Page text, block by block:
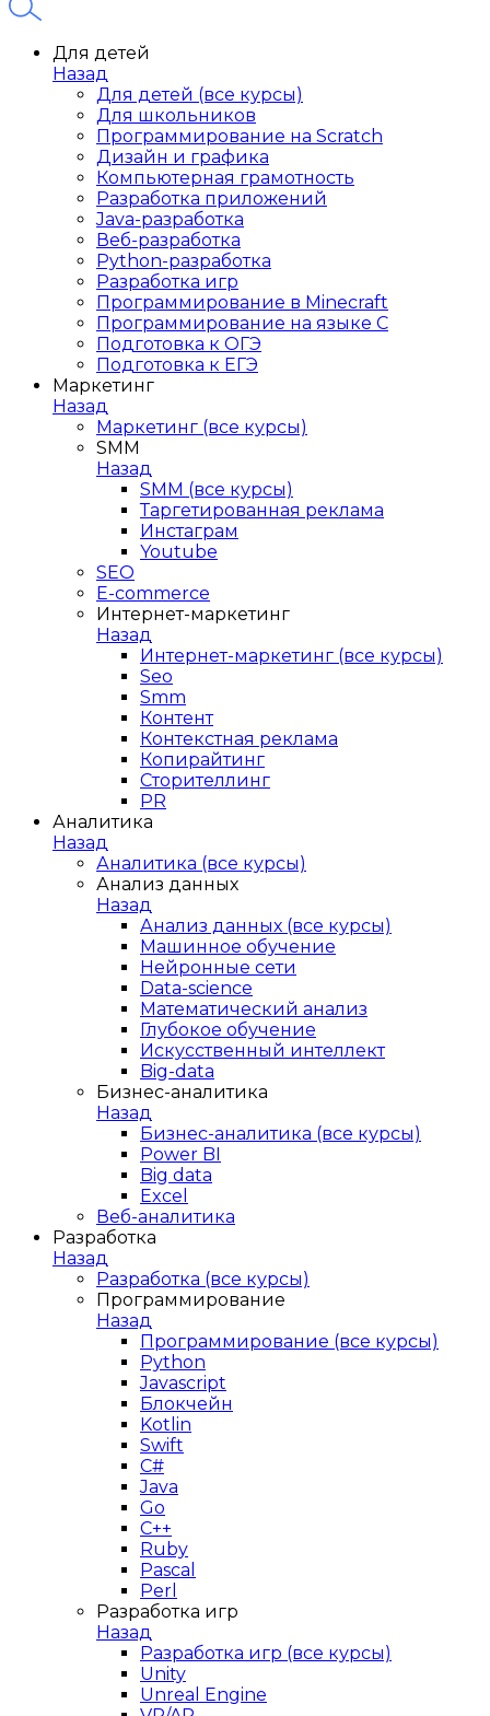
Для детей
Назад
Для детей (все курсы)
Для школьников
Программирование на Scratch
Дизайн и графика
Компьютерная грамотность
Разработка приложений
Java-разработка
Веб-разработка
Python-разработка
Разработка игр
Программирование в Minecraft
Программирование на языке C
Подготовка к ОГЭ
Подготовка к ЕГЭ
Маркетинг
Назад
Маркетинг (все курсы)
SMM
Назад
SMM (все курсы)
Таргетированная реклама
Инстаграм
Youtube
SEO
E-сommerce
Интернет-маркетинг
Назад
Интернет-маркетинг (все курсы)
Seo
Smm
Контент
Контекстная реклама
Копирайтинг
Сторителлинг
PR
Аналитика
Назад
Аналитика (все курсы)
Анализ данных
Назад
Анализ данных (все курсы)
Машинное обучение
Нейронные сети
Data-science
Математический анализ
Глубокое обучение
Искусственный интеллект
Big-data
Бизнес-аналитика
Назад
Бизнес-аналитика (все курсы)
Power BI
Big data
Excel
Веб-аналитика
Разработка
Назад
Разработка (все курсы)
Программирование
Назад
Программирование (все курсы)
Python
Javascript
Блокчейн
Kotlin
Swift
C#
Java
Go
C++
Ruby
Pascal
Perl
Разработка игр
Назад
Разработка игр (все курсы)
Unity
Unreal Engine